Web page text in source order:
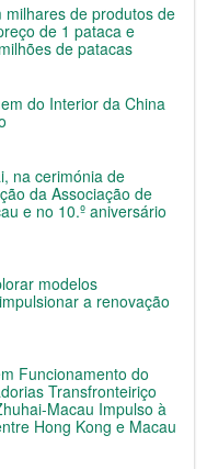
milhares de produtos de
de 1 pataca e
de patacas
do Interior da China
na cerimónia de
da Associação de
e no 10.º aniversário
modelos
a renovação
Funcionamento do
Transfronteiriço
Macau Impulso à
Hong Kong e Macau